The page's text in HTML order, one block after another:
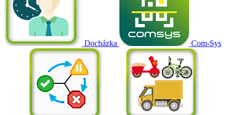
Docházka Com-Sys